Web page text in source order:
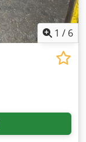
1 / 6